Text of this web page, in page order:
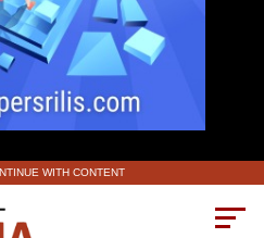
WITH CONTENT